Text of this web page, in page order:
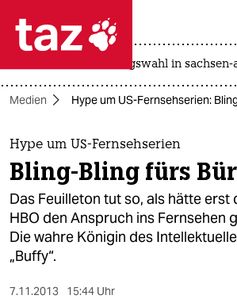
 taz zahl ich
taz zahl ich
themen
politik
öko
gesellschaft
kultur
landtagswahl in sachsen-
Medien Hype um US-Fernsehserien:
Hype um US-Fernsehserien
Bling-Bling fürs
Das Feuilleton tut so, als hätte erst
HBO den Anspruch ins Fernsehen
Die wahre Königin des
„Buffy“.
7.11.2013 15:44 Uhr